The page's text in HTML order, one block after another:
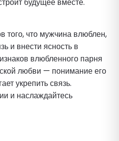
того, что мужчина влюблен,
и внести ясность в
влюбленного парня
любви — понимание его
укрепить связь.
и наслаждайтесь